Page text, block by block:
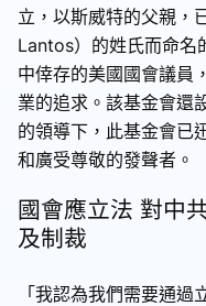
立，以斯威特的父親，
Lantos）的姓氏而命名
中倖存的美國國會議員
業的追求。該基金會還
的領導下，此基金會已
和廣受尊敬的發聲者。
國會應立法 對中
及制裁
「我認為我們需要通